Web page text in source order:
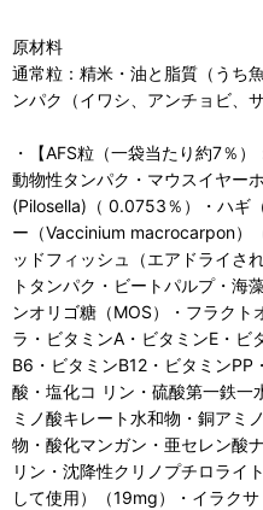
原材料
通常粒：精米・油と脂質（うち
ンパク（イワシ、アンチョビ、
・【AFS粒（一袋当たり約7％
動物性タンパク・マウスイヤー
(Pilosella)（ 0.0753％）・ハギ
ー（Vaccinium macrocarpon）
ッドフィッシュ（エアドライさ
トタンパク・ビートパルプ・海
ンオリゴ糖（MOS）・フラクト
ラ・ビタミンA・ビタミンE・ビ
B6・ビタミンB12・ビタミン
酸・塩化コ リン・硫酸第一鉄一
ミノ酸キレート水和物・銅アミ
物・酸化マンガン・亜セレン酸
リン・沈降性クリノプチロライ
して使用）（19mg）・イラク